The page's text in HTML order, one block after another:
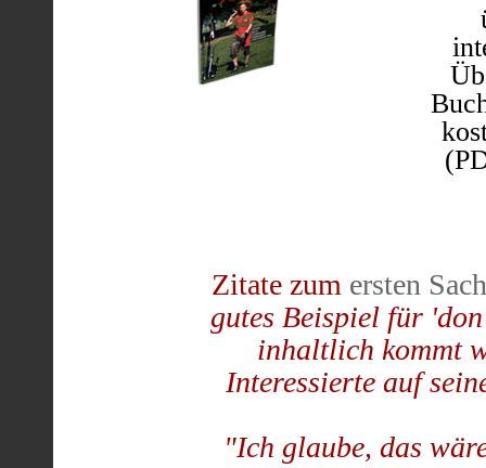
Zitate zum ersten
gutes Beispiel für
inhaltlich kommt
Interessierte auf
"Ich glaube, das